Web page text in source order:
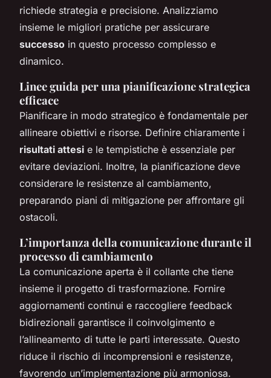
richiede strategia e precisione. Analizziamo
insieme le migliori pratiche per assicurare
successo in questo processo complesso e
dinamico.
Linee guida per una pianificazione strategica
efficace
Pianificare in modo strategico è fondamentale per
allineare obiettivi e risorse. Definire chiaramente i
risultati attesi e le tempistiche è essenziale per
evitare deviazioni. Inoltre, la pianificazione deve
considerare le resistenze al cambiamento,
preparando piani di mitigazione per affrontare gli
ostacoli.
L’importanza della comunicazione durante il
processo di cambiamento
La comunicazione aperta è il collante che tiene
insieme il progetto di trasformazione. Fornire
aggiornamenti continui e raccogliere feedback
bidirezionali garantisce il coinvolgimento e
l’allineamento di tutte le parti interessate. Questo
riduce il rischio di incomprensioni e resistenze,
favorendo un’implementazione più armoniosa.